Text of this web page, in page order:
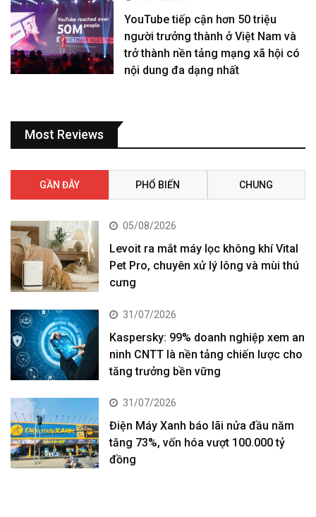
YouTube tiếp cận hơn 50 triệu
người trưởng thành ở Việt Nam và
trở thành nền tảng mạng xã hội có
nội dung đa dạng nhất
Most Reviews
GẦN ĐÂY PHỔ BIẾN CHUNG
05/08/2026
Levoit ra mắt máy lọc không khí Vital
Pet Pro, chuyên xử lý lông và mùi thú
cưng
31/07/2026
Kaspersky: 99% doanh nghiệp xem an
ninh CNTT là nền tảng chiến lược cho
tăng trưởng bền vững
31/07/2026
Điện Máy Xanh báo lãi nửa đầu năm
tăng 73%, vốn hóa vượt 100.000 tỷ
đồng